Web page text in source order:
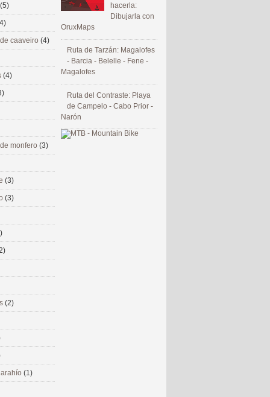
hacerla:
Dibujarla con
OruxMaps
Ruta de Tarzán: Magalofes
- Barcia - Belelle - Fene -
Magalofes
Ruta del Contraste: Playa
de Campelo - Cabo Prior -
Narón
(5)
caaveiro (4)
(4)
monfero (3)
(3)
(3)
(2)
(1)